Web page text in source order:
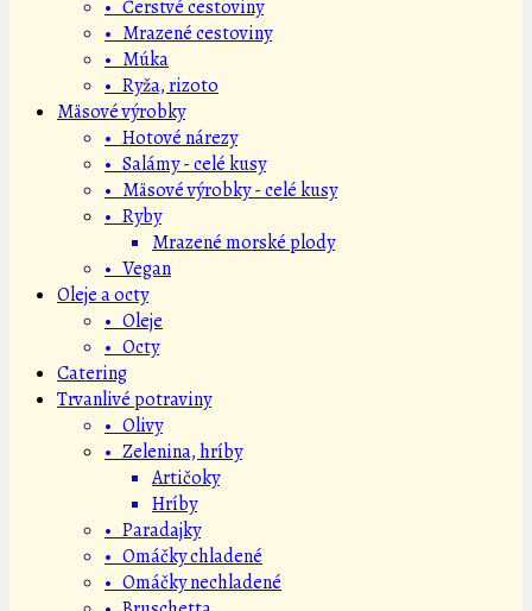
• Čerstvé cestoviny
• Mrazené cestoviny
• Múka
• Ryža, rizoto
Mäsové výrobky
• Hotové nárezy
• Salámy - celé kusy
• Mäsové výrobky - celé kusy
• Ryby
Mrazené morské plody
• Vegan
Oleje a octy
• Oleje
• Octy
Catering
Trvanlivé potraviny
• Olivy
• Zelenina, hríby
Artičoky
Hríby
• Paradajky
• Omáčky chladené
• Omáčky nechladené